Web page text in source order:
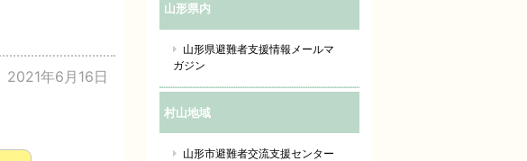
2021年6月16日
山形県内
山形県避難者支援情報メールマ
ガジン
村山地域
山形市避難者交流支援センター